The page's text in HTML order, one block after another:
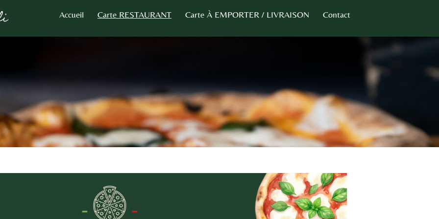
Accueil Carte RESTAURANT Carte À EMPORTER / LIVRAISON Contact